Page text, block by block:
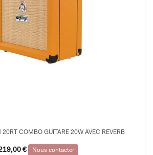
COMBO GUITARE 20W AVEC REVERB
€ Nous contacter